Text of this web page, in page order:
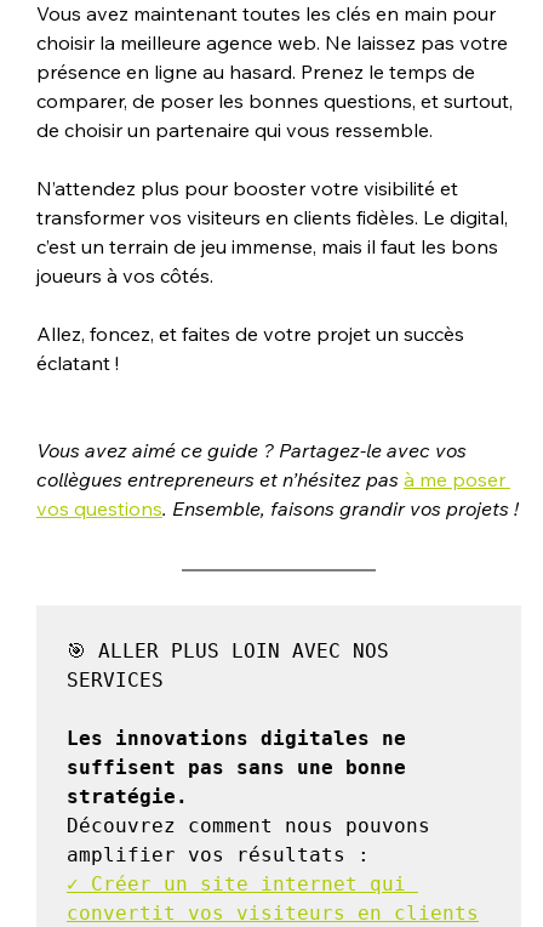
Vous avez maintenant toutes les clés en main pour
choisir la meilleure agence web. Ne laissez pas votre
présence en ligne au hasard. Prenez le temps de
comparer, de poser les bonnes questions, et surtout,
de choisir un partenaire qui vous ressemble.
N’attendez plus pour booster votre visibilité et
transformer vos visiteurs en clients fidèles. Le digital,
c’est un terrain de jeu immense, mais il faut les bons
joueurs à vos côtés.
Allez, foncez, et faites de votre projet un succès
éclatant !
Vous avez aimé ce guide ? Partagez-le avec vos
collègues entrepreneurs et n’hésitez pas à me poser
vos questions. Ensemble, faisons grandir vos projets !
🎯 ALLER PLUS LOIN AVEC NOS
SERVICES
Les innovations digitales ne
suffisent pas sans une bonne
stratégie.
Découvrez comment nous pouvons
✓ Créer un site internet qui
convertit vos visiteurs en clients